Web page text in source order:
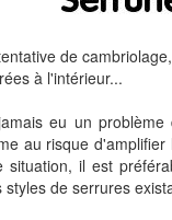
de
à l'intérieur...
eu un
au risque
situation, il est
styles de serrures